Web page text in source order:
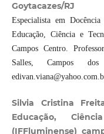
Goytacazes/RJ
Especialista em
Educação, Ciência e
Campos Centro.
Salles, Campos
Silvia Cristina
Educação,
(IFFluminense)